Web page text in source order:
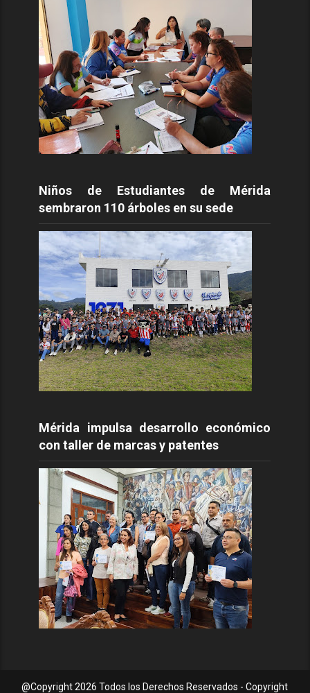
Niños de Estudiantes de Mérida
sembraron 110 árboles en su sede
Mérida impulsa desarrollo económico
con taller de marcas y patentes
@Copyright2026 Todos los Derechos Reservados - Copyright